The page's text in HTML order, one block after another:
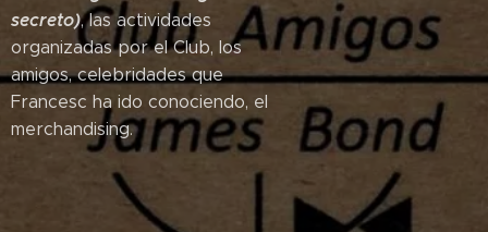
secreto), las actividades
organizadas por el Club, los
amigos, celebridades que
Francesc ha ido conociendo, el
merchandising.